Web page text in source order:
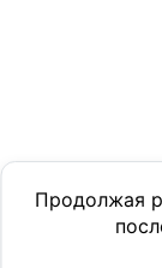
Продолжая